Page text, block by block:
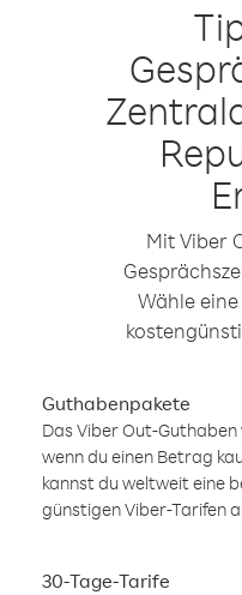
Mit Viber
Wähle
Guthabenpakete
Das Viber Out-
wenn du einen Betrag
kannst du weltweit eine
günstigen Viber-Tarifen
30-Tage-Tarife